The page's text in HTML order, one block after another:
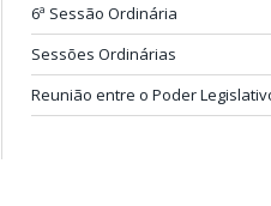
6ª Sessão Ordinária
Sessões Ordinárias
Reunião entre o Poder